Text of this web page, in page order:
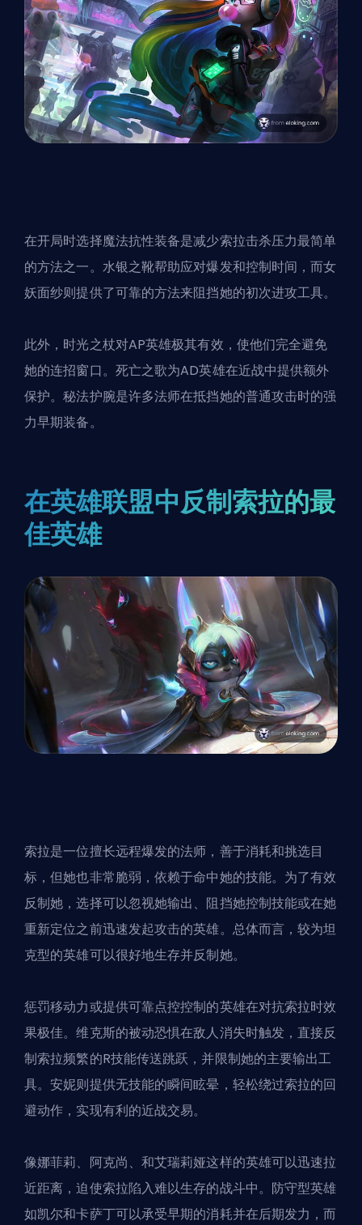
在开局时选择魔法抗性装备是减少索拉击杀压力最简单
的方法之一。水银之靴帮助应对爆发和控制时间，而女
妖面纱则提供了可靠的方法来阻挡她的初次进攻工具。
此外，时光之杖对AP英雄极其有效，使他们完全避免
她的连招窗口。死亡之歌为AD英雄在近战中提供额外
保护。秘法护腕是许多法师在抵挡她的普通攻击时的强
力早期装备。
在英雄联盟中反制索拉的最
佳英雄
索拉是一位擅长远程爆发的法师，善于消耗和挑选目
标，但她也非常脆弱，依赖于命中她的技能。为了有效
反制她，选择可以忽视她输出、阻挡她控制技能或在她
重新定位之前迅速发起攻击的英雄。总体而言，较为坦
克型的英雄可以很好地生存并反制她。
惩罚移动力或提供可靠点控控制的英雄在对抗索拉时效
果极佳。维克斯的被动恐惧在敌人消失时触发，直接反
制索拉频繁的R技能传送跳跃，并限制她的主要输出工
具。安妮则提供无技能的瞬间眩晕，轻松绕过索拉的回
避动作，实现有利的近战交易。
像娜菲莉、阿克尚、 和艾瑞莉娅这样的英雄可以迅速拉
近距离，迫使索拉陷入难以生存的战斗中。防守型英雄
如凯尔和卡萨丁可以承受早期的消耗并在后期发力，而